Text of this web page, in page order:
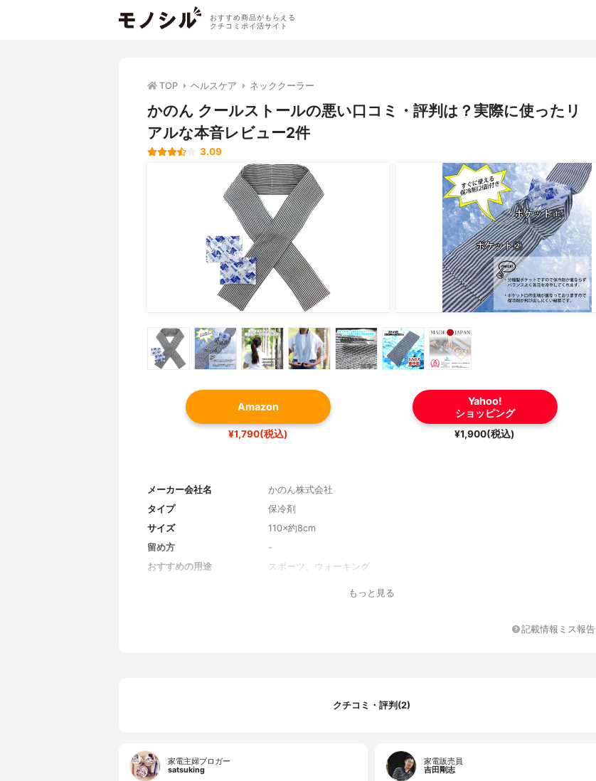
おすすめ商品がもらえる
クチコミポイ活サイト
TOP ヘルスケア ネッククーラー
かのん クールストールの悪い口コミ・評判は？実際に使ったリ
アルな本音レビュー2件
3.09
Amazon
¥1,790(税込)
Yahoo!
ショッピング
¥1,900(税込)
メーカー会社名
かのん株式会社
タイプ
保冷剤
サイズ
110×約8cm
留め方
-
おすすめの用途
スポーツ、ウォーキング
もっと見る
記載情報ミス報告
クチコミ・評判(2)
家電主婦ブロガー
satsuking
家電販売員
吉田剛志